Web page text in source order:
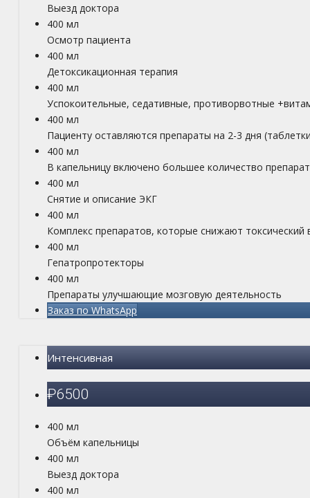
Выезд доктора
400 мл
Осмотр пациента
400 мл
Детоксикационная терапия
400 мл
Успокоительные, седативные, противорвотные
400 мл
Пациенту оставляются препараты на 2-3 дня
400 мл
В капельницу включено большее количество
400 мл
Снятие и описание ЭКГ
400 мл
Комплекс препаратов, которые снижают токсический
400 мл
Гепатропротекторы
400 мл
Препараты улучшающие мозговую деятельность
Заказ по WhatsApp
Интенсивная
₽6500
400 мл
Объём капельницы
400 мл
Выезд доктора
400 мл